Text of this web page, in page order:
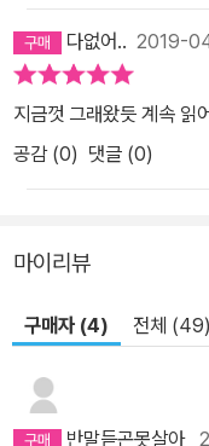
다없어.. 2019-
지금껏 그래왔듯 계속 읽
공감 (0) 댓글 (0)
마이리뷰
구매자 (4) 전체 (49)
반말듣곤못살아